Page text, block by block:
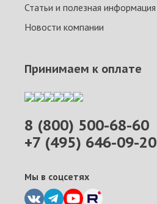
Статьи и полезная информация
Новости компании
8 (800) 500-68-60
+7 (495) 646-09-20
Мы в соцсетях
Принимаем к оплате